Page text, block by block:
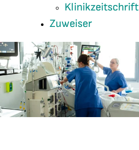
Klinikzeitschrift
Zuweiser